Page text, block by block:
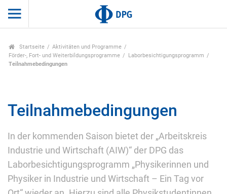
Startseite
Aktivitäten und Programme
Förder-, Fort- und Weiterbildungsprogramme
Laborbesichtigungsprogramm
Teilnahmebedingungen
Teilnahmebedingungen
In der kommenden Saison bietet der „Arbeitskreis
Industrie und Wirtschaft (AIW)“ der DPG das
Laborbesichtigungsprogramm „Physikerinnen und
Physiker in Industrie und Wirtschaft – Ein Tag vor